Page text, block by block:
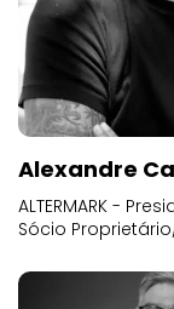
Alexandre
ALTERMARK -
Sócio